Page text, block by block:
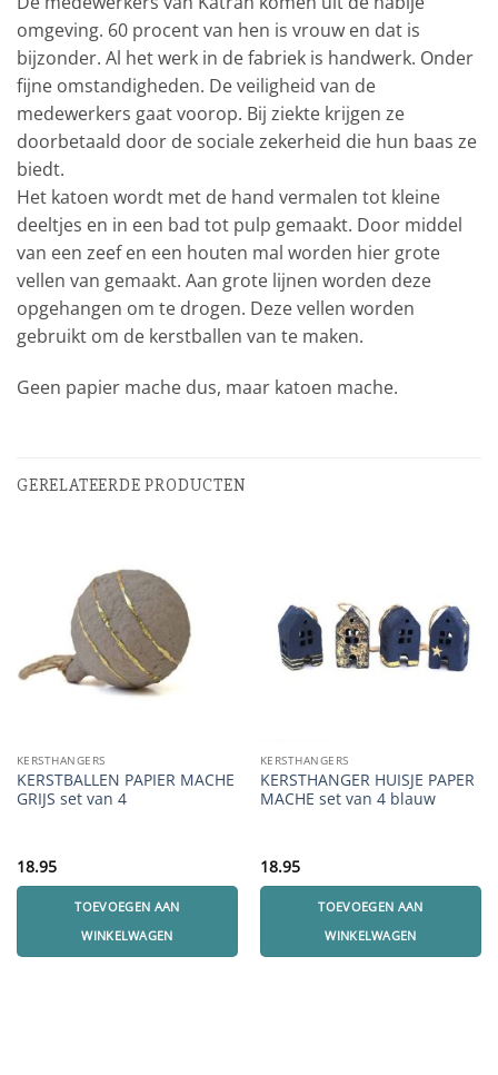
omgeving. 60 procent van hen is vrouw en dat is
bijzonder. Al het werk in de fabriek is handwerk. Onder
fijne omstandigheden. De veiligheid van de
medewerkers gaat voorop. Bij ziekte krijgen ze
doorbetaald door de sociale zekerheid die hun baas ze
biedt.
Het katoen wordt met de hand vermalen tot kleine
deeltjes en in een bad tot pulp gemaakt. Door middel
van een zeef en een houten mal worden hier grote
vellen van gemaakt. Aan grote lijnen worden deze
opgehangen om te drogen. Deze vellen worden
gebruikt om de kerstballen van te maken.
Geen papier mache dus, maar katoen mache.
GERELATEERDE PRODUCTEN
KERSTHANGERS
KERSTBALLEN PAPIER MACHE
GRIJS set van 4
18.95
TOEVOEGEN AAN
WINKELWAGEN
KERSTHANGERS
KERSTHANGER HUISJE PAPER
MACHE set van 4 blauw
18.95
TOEVOEGEN AAN
WINKELWAGEN